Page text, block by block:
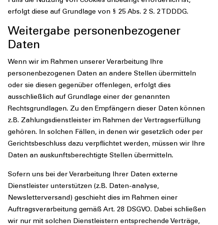
erfolgt diese auf Grundlage von § 25 Abs. 2 S. 2 TDDDG.
Weitergabe personenbezogener
Daten
Wenn wir im Rahmen unserer Verarbeitung Ihre
personenbezogenen Daten an andere Stellen übermitteln
oder sie diesen gegenüber offenlegen, erfolgt dies
ausschließlich auf Grundlage einer der genannten
Rechtsgrundlagen. Zu den Empfängern dieser Daten können
z.B. Zahlungsdienstleister im Rahmen der Vertragserfüllung
gehören. In solchen Fällen, in denen wir gesetzlich oder per
Gerichtsbeschluss dazu verpflichtet werden, müssen wir Ihre
Daten an auskunftsberechtigte Stellen übermitteln.
Sofern uns bei der Verarbeitung Ihrer Daten externe
Dienstleister unterstützen (z.B. Daten-analyse,
Newsletterversand) geschieht dies im Rahmen einer
Auftragsverarbeitung gemäß Art. 28 DSGVO. Dabei schließen
wir nur mit solchen Dienstleistern entsprechende Verträge,